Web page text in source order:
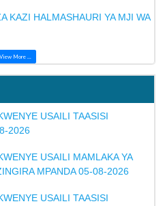
KAZI HALMASHAURI YA MJI WA
View More ...
USAILI TAASISI
2026
USAILI MAMLAKA YA
MPANDA 05-08-2026
USAILI TAASISI